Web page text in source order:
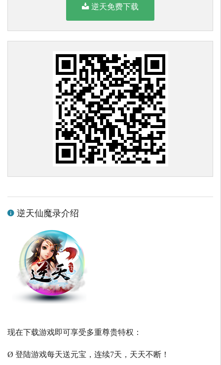
逆天免费下载
逆天仙魔录介绍
现在下载游戏即可享受多重尊贵特权：
Ø 登陆游戏每天送元宝，连续7天，天天不断！